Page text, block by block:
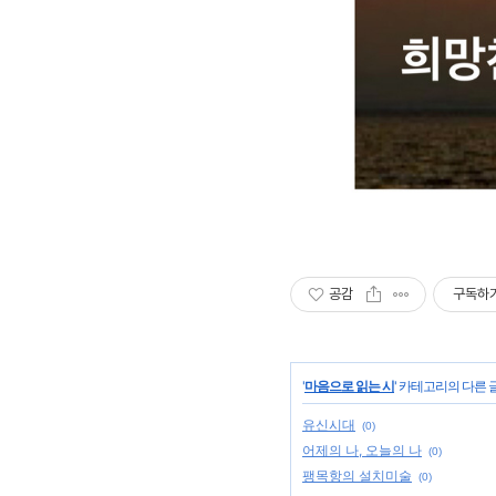
공감 구독하
'마음으로 읽는 시' 카테고리의 다른
유신시대 (0)
어제의 나, 오늘의 나 (0)
팽목항의 설치미술 (0)